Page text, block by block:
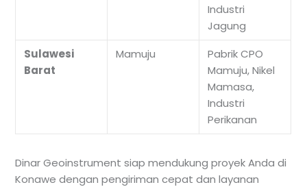
Industri
Jagung
Sulawesi
Barat
Mamuju
Pabrik CPO
Mamuju, Nikel
Mamasa,
Industri
Perikanan
Dinar Geoinstrument siap mendukung proyek Anda di
Konawe dengan pengiriman cepat dan layanan